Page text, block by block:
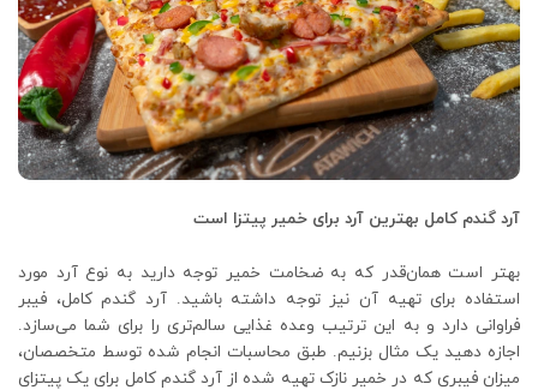
آرد گندم کامل بهترین آرد برای خمیر پیتزا است
بهتر است همان‌قدر که به ضخامت خمیر توجه دارید به نوع آرد مورد
استفاده برای تهیه آن نیز توجه داشته باشید. آرد گندم کامل، فیبر
فراوانی دارد و به این ترتیب وعده غذایی سالم‌تری را برای شما می‌سازد.
اجازه دهید یک مثال بزنیم. طبق محاسبات انجام شده توسط متخصصان،
میزان فیبری که در خمیر نازک تهیه شده از آرد گندم کامل برای یک پیتزای